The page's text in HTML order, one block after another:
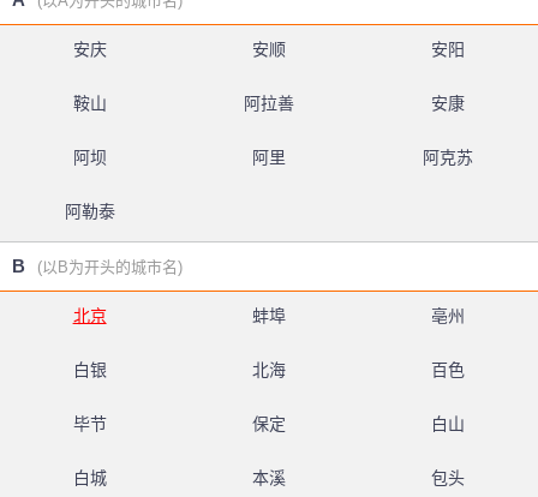
安庆 安顺 安阳
鞍山 阿拉善 安康
阿坝 阿里 阿克苏
阿勒泰
B (以B为开头的城市名)
北京 蚌埠 亳州
白银 北海 百色
毕节 保定 白山
白城 本溪 包头